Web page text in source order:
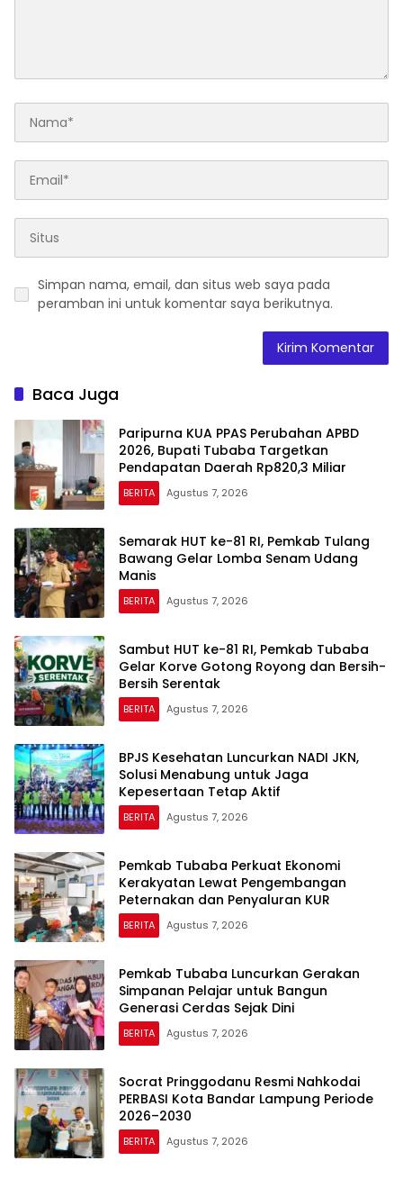
Simpan nama, email, dan situs web saya pada
peramban ini untuk komentar saya berikutnya.
Baca Juga
Paripurna KUA PPAS Perubahan APBD
2026, Bupati Tubaba Targetkan
Pendapatan Daerah Rp820,3 Miliar
BERITA Agustus 7, 2026
Semarak HUT ke-81 RI, Pemkab Tulang
Bawang Gelar Lomba Senam Udang
Manis
BERITA Agustus 7, 2026
Sambut HUT ke-81 RI, Pemkab Tubaba
Gelar Korve Gotong Royong dan Bersih-
Bersih Serentak
BERITA Agustus 7, 2026
BPJS Kesehatan Luncurkan NADI JKN,
Solusi Menabung untuk Jaga
Kepesertaan Tetap Aktif
BERITA Agustus 7, 2026
Pemkab Tubaba Perkuat Ekonomi
Kerakyatan Lewat Pengembangan
Peternakan dan Penyaluran KUR
BERITA Agustus 7, 2026
Pemkab Tubaba Luncurkan Gerakan
Simpanan Pelajar untuk Bangun
Generasi Cerdas Sejak Dini
BERITA Agustus 7, 2026
Socrat Pringgodanu Resmi Nahkodai
PERBASI Kota Bandar Lampung Periode
2026–2030
BERITA Agustus 7, 2026